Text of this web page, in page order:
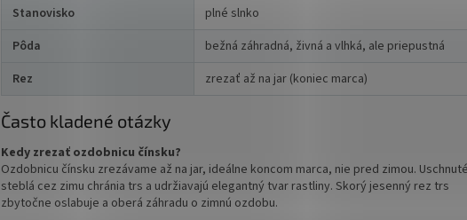
Stanovisko
plné slnko
Pôda
bežná záhradná, živná a vlhká, ale priepustná
Rez
zrezať až na jar (koniec marca)
Často kladené otázky
Kedy zrezať ozdobnicu čínsku?
Ozdobnicu čínsku zrezávame až na jar, ideálne koncom marca, nie pred zimou. Uschnuté
steblá cez zimu chránia trs a udržiavajú elegantný tvar rastliny. Skorý jesenný rez trs
zbytočne oslabuje a oberá záhradu o zimnú ozdobu.